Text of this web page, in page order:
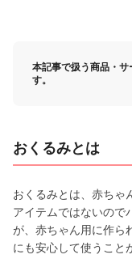
本記事で扱う商品・
す。
おくるみとは
おくるみとは、赤ちゃ
アイテムではないので
が、赤ちゃん用に作ら
にも安心して使うこと